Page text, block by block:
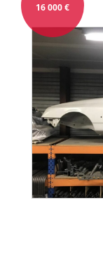
16 000€